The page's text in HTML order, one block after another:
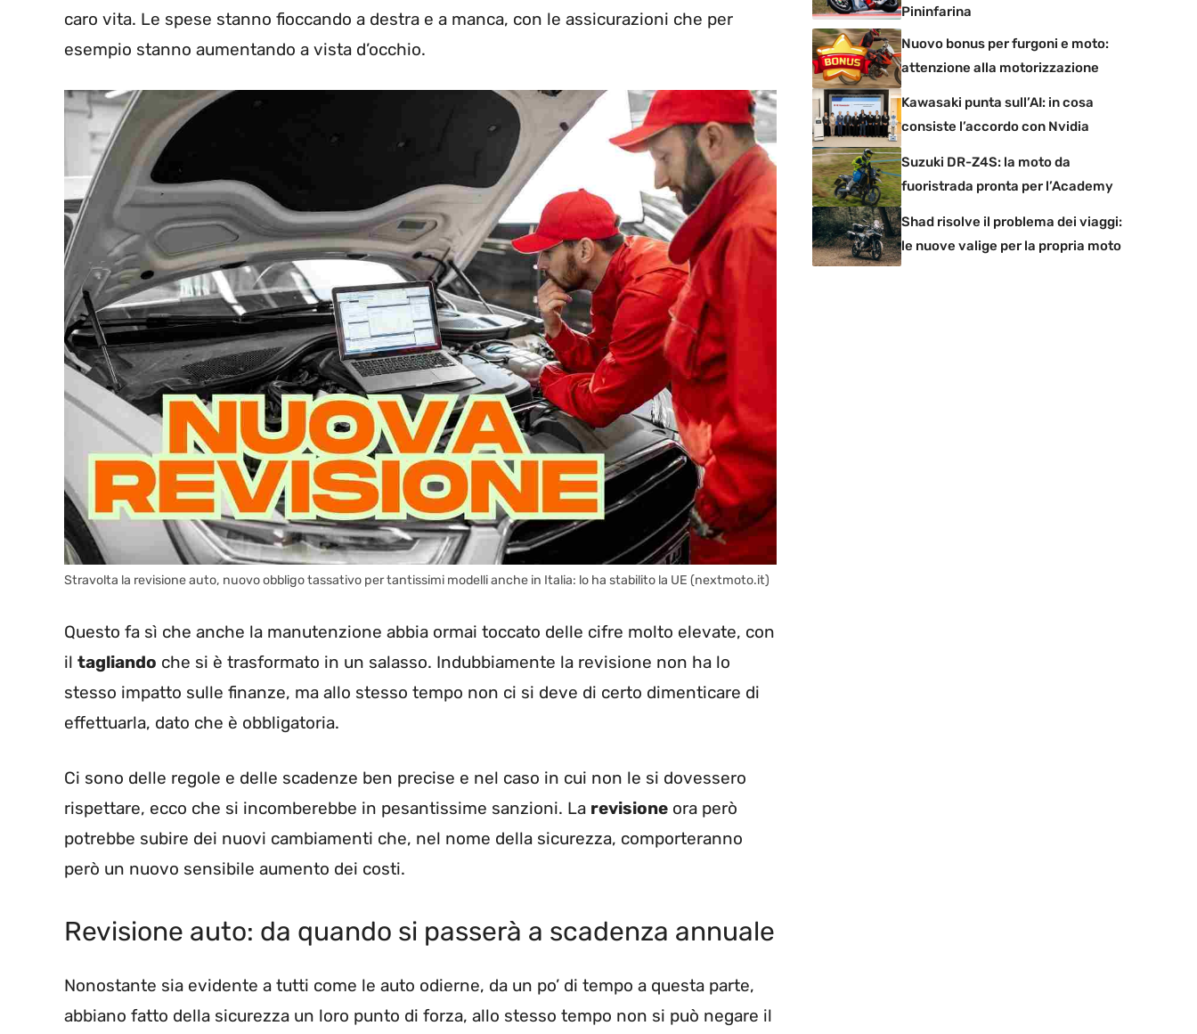
caro vita. Le spese stanno fioccando a destra e a manca, con le assicurazioni che per
esempio stanno aumentando a vista d’occhio.
Stravolta la revisione auto, nuovo obbligo tassativo per tantissimi modelli anche in Italia: lo ha stabilito la UE (nextmoto.it)
Questo fa sì che anche la manutenzione abbia ormai toccato delle cifre molto elevate, con
il tagliando che si è trasformato in un salasso. Indubbiamente la revisione non ha lo
stesso impatto sulle finanze, ma allo stesso tempo non ci si deve di certo dimenticare di
effettuarla, dato che è obbligatoria.
Ci sono delle regole e delle scadenze ben precise e nel caso in cui non le si dovessero
rispettare, ecco che si incomberebbe in pesantissime sanzioni. La revisione ora però
potrebbe subire dei nuovi cambiamenti che, nel nome della sicurezza, comporteranno
però un nuovo sensibile aumento dei costi.
Revisione auto: da quando si passerà a scadenza annuale
Nonostante sia evidente a tutti come le auto odierne, da un po’ di tempo a questa parte,
abbiano fatto della sicurezza un loro punto di forza, allo stesso tempo non si può negare il
Pininfarina
Nuovo bonus per furgoni e moto:
attenzione alla motorizzazione
Kawasaki punta sull’AI: in cosa
consiste l’accordo con Nvidia
Suzuki DR-Z4S: la moto da
fuoristrada pronta per l’Academy
Shad risolve il problema dei viaggi:
le nuove valige per la propria moto